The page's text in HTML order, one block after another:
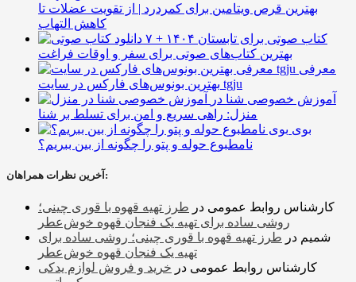
بهترین قرص ویتامین برای کمردرد | از تقویت عضلات تا
کاهش التهاب
۷ کتاب صوتی برای تابستان ۱۴۰۴ +
بهترین کتاب‌های صوتی برای سفر و اوقات فراغت
معرفی
بهترین بونوس‌های فارکس در سایت tgju
آموزش خصوصی شنا در
منزل: راهی سریع و امن برای تسلط بر شنا
بوی
نامطبوع حوله و پتو را چگونه از بین ببریم؟
آخرین نظرات همراهان:
کارشناس روابط عمومی در طرز تهیه قهوه با قوری چینی؛
روشی ساده برای تهیه یک فنجان قهوه خوش‌عطر
شمیم در طرز تهیه قهوه با قوری چینی؛ روشی ساده برای
تهیه یک فنجان قهوه خوش‌عطر
کارشناس روابط عمومی در خرید و فروش لوازم یدکی